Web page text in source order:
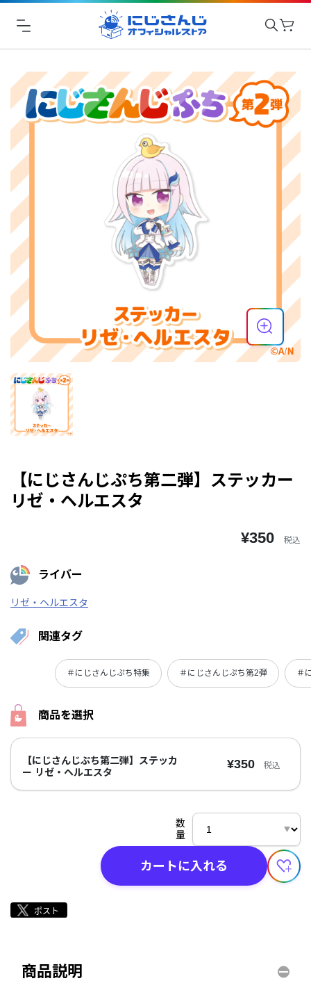
【にじさんじぷち第二弾】ステッカー
リゼ・ヘルエスタ
¥350 税込
ライバー
リゼ・ヘルエスタ
関連タグ
＃にじさんじぷち特集 ＃にじさんじぷち第2弾 ＃
商品を選択
【にじさんじぷち第二弾】ステッカ
ー リゼ・ヘルエスタ
¥350 税込
数
量
カートに入れる
商品説明